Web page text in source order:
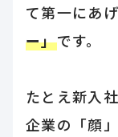
て第一にあ
ー」です。
たとえ新入
企業の「顔